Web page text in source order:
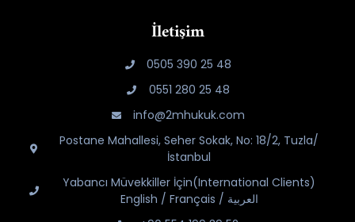
İletişim
0505 390 25 48
0551 280 25 48
info@2mhukuk.com
Postane Mahallesi, Seher Sokak, No: 18/2, Tuzla/
İstanbul
Yabancı Müvekkiller İçin(International Clients)
English / Français / العربية